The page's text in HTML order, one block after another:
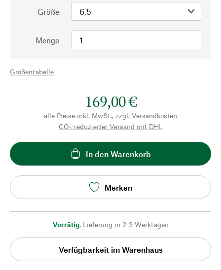
Größe
Menge
Größentabelle
169,00 €
alle Preise inkl. MwSt., zzgl. Versandkosten
CO₂-reduzierter Versand mit DHL
In den Warenkorb
Merken
Vorrätig, Lieferung in 2-3 Werktagen
Verfügbarkeit im Warenhaus